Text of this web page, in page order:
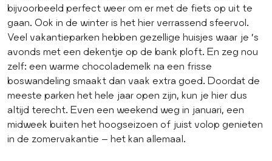
bijvoorbeeld perfect weer om er met de fiets op uit te
gaan. Ook in de winter is het hier verrassend sfeervol.
Veel vakantieparken hebben gezellige huisjes waar je ’s
avonds met een dekentje op de bank ploft. En zeg nou
zelf: een warme chocolademelk na een frisse
boswandeling smaakt dan vaak extra goed. Doordat de
meeste parken het hele jaar open zijn, kun je hier dus
altijd terecht. Even een weekend weg in januari, een
midweek buiten het hoogseizoen of juist volop genieten
in de zomervakantie – het kan allemaal.